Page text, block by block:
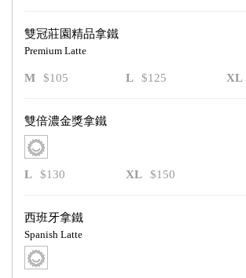
雙冠莊園精品拿鐵
Premium Latte
M $105 L $125 XL
雙倍濃金獎拿鐵
L $130 XL $150
西班牙拿鐵
Spanish Latte